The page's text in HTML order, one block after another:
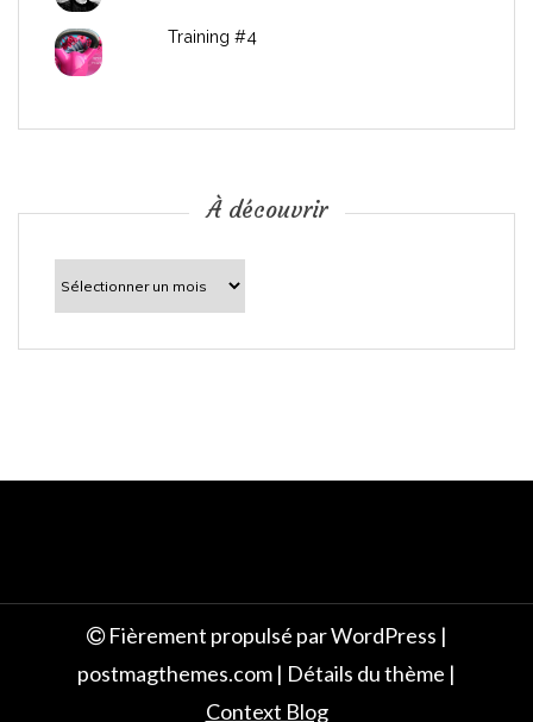
c
Training #4
À découvrir
découvrir
Fièrement propulsé par WordPress |
postmagthemes.com | Détails du thème |
Context Blog